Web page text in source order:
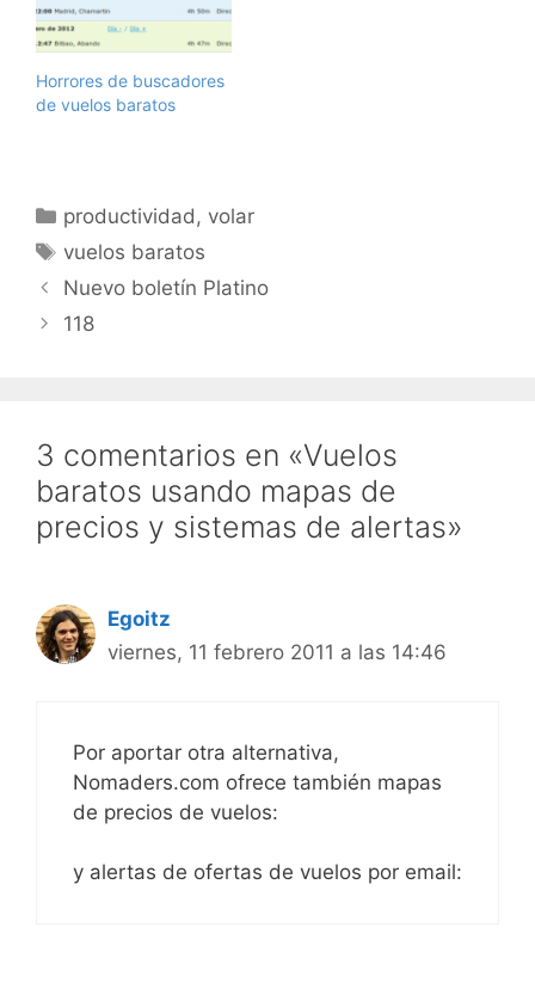
Horrores de buscadores
de vuelos baratos
Categorías
productividad, volar
Etiquetas
vuelos baratos
Nuevo boletín Platino
118
3 comentarios en «Vuelos
baratos usando mapas de
precios y sistemas de alertas»
Egoitz
viernes, 11 febrero 2011 a las 14:46
Por aportar otra alternativa,
Nomaders.com ofrece también mapas
de precios de vuelos:
y alertas de ofertas de vuelos por email: